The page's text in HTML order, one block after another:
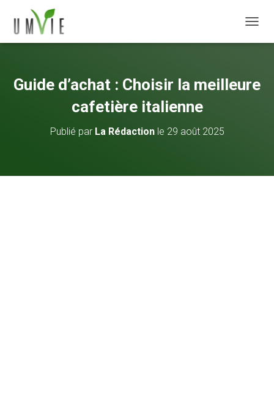
Guide d’achat : Choisir la meilleure
cafetière italienne
Publié par La Rédactionle 29 août 2025